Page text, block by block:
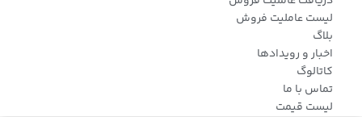
لیست عاملیت فروش
بلاگ
اخبار و رویدادها
کاتالوگ
تماس با ما
لیست قیمت